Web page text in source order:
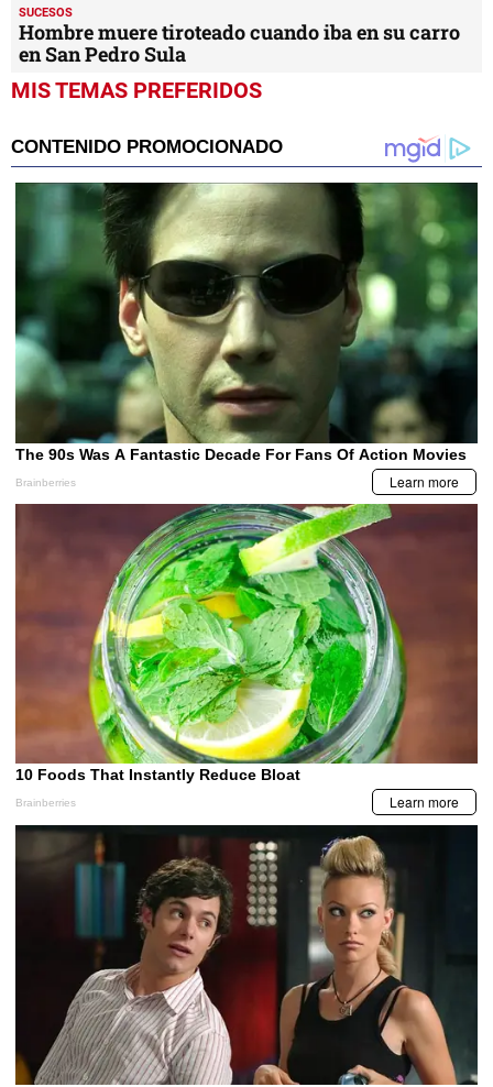
SUCESOS
Hombre muere tiroteado cuando iba en su carro
en San Pedro Sula
MIS TEMAS PREFERIDOS